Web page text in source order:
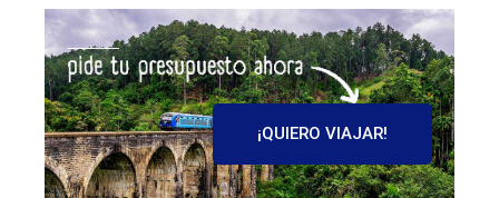
¡QUIERO VIAJAR!